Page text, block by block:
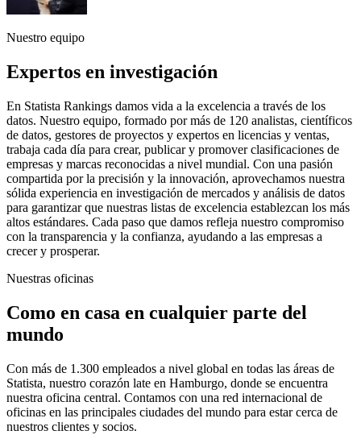
Nuestro equipo
Expertos en investigación
En Statista Rankings damos vida a la excelencia a través de los
datos. Nuestro equipo, formado por más de 120 analistas, científicos
de datos, gestores de proyectos y expertos en licencias y ventas,
trabaja cada día para crear, publicar y promover clasificaciones de
empresas y marcas reconocidas a nivel mundial. Con una pasión
compartida por la precisión y la innovación, aprovechamos nuestra
sólida experiencia en investigación de mercados y análisis de datos
para garantizar que nuestras listas de excelencia establezcan los más
altos estándares. Cada paso que damos refleja nuestro compromiso
con la transparencia y la confianza, ayudando a las empresas a
crecer y prosperar.
Nuestras oficinas
Como en casa en cualquier parte del
mundo
Con más de 1.300 empleados a nivel global en todas las áreas de
Statista, nuestro corazón late en Hamburgo, donde se encuentra
nuestra oficina central. Contamos con una red internacional de
oficinas en las principales ciudades del mundo para estar cerca de
nuestros clientes y socios.